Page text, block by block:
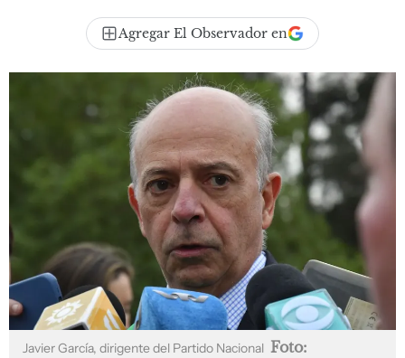
Agregar El Observador en
Javier García, dirigente del Partido Nacional Foto: